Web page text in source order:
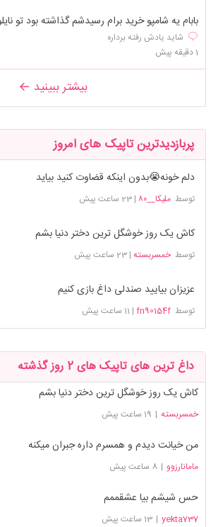
بابام یه شامپو خرید برام رسیدشم گذاشته بود تو
شاید یادش رفته برداره
1 دقیقه پیش
بیشتر ببینید
پربازدیدترین تاپیک های امروز
دلم خونه😭بدون اینکه قضاوت کنید بیاید
توسطملیکا__۸۰ |23 ساعت پیش
کاش یک روز خوشگل ترین دختر دنیا بشم
توسطخمسربسته |23 ساعت پیش
عزیزان بیایید صندلی داغ بازی کنیم
توسطfn90154f
| 11 ساعت پیش
داغ ترین های تاپیک های 2 روز گذشته
کاش یک روز خوشگل ترین دختر دنیا بشم
خمسربسته | 19 ساعت پیش
من خیانت دیدم و همسرم داره جبران میکنه
مامانارزوو | 8 ساعت پیش
حس شیشم بیا عشقممم
yekta737
| 13 ساعت پیش